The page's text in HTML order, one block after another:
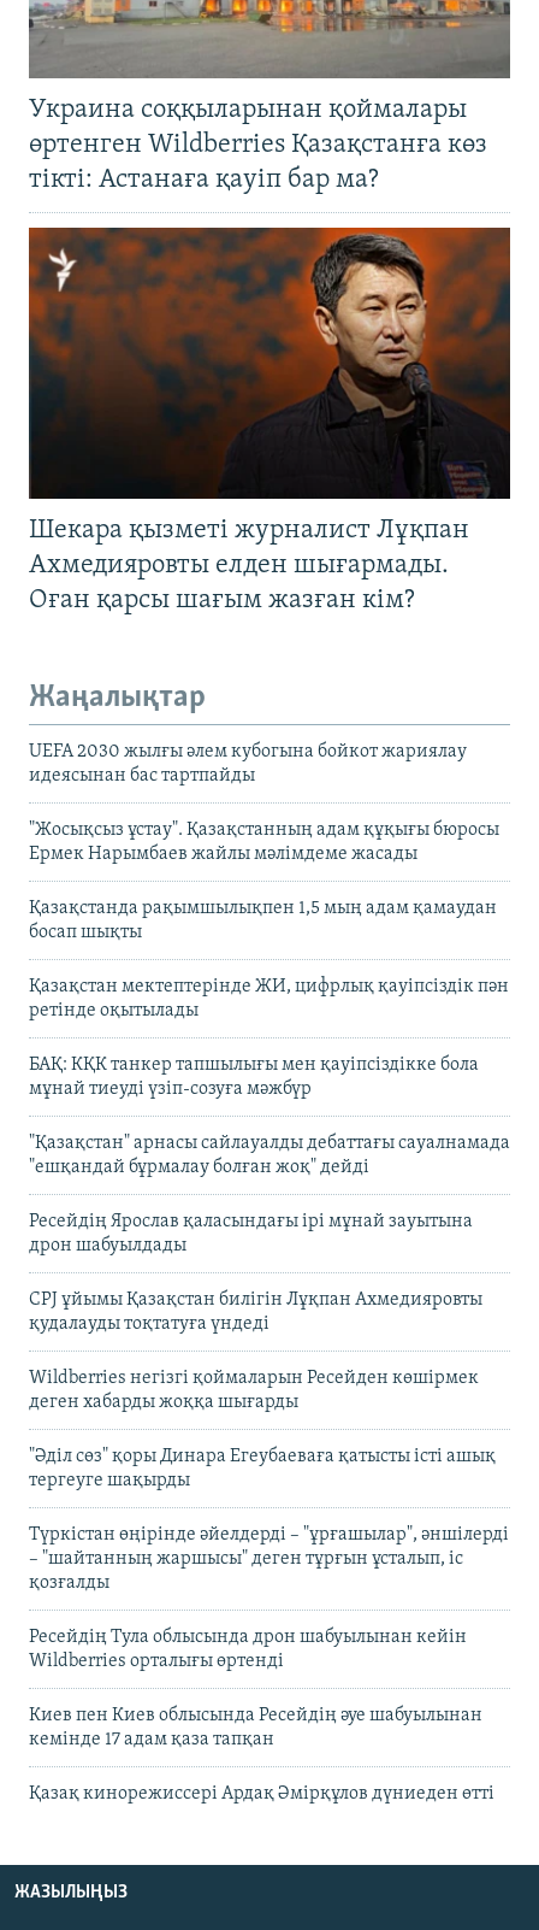
Украина соққыларынан қоймалары
өртенген Wildberries Қазақстанға көз
тікті: Астанаға қауіп бар ма?
Шекара қызметі журналист Лұқпан
Ахмедияровты елден шығармады.
Оған қарсы шағым жазған кім?
Жаңалықтар
UEFA 2030 жылғы әлем кубогына бойкот жариялау
идеясынан бас тартпайды
"Жосықсыз ұстау". Қазақстанның адам құқығы бюросы
Ермек Нарымбаев жайлы мәлімдеме жасады
Қазақстанда рақымшылықпен 1,5 мың адам қамаудан
босап шықты
Қазақстан мектептерінде ЖИ, цифрлық қауіпсіздік пән
ретінде оқытылады
БАҚ: КҚК танкер тапшылығы мен қауіпсіздікке бола
мұнай тиеуді үзіп-созуға мәжбүр
"Қазақстан" арнасы сайлауалды дебаттағы сауалнамада
"ешқандай бұрмалау болған жоқ" дейді
Ресейдің Ярослав қаласындағы ірі мұнай зауытына
дрон шабуылдады
CPJ ұйымы Қазақстан билігін Лұқпан Ахмедияровты
қудалауды тоқтатуға үндеді
Wildberries негізгі қоймаларын Ресейден көшірмек
деген хабарды жоққа шығарды
"Әділ сөз" қоры Динара Егеубаеваға қатысты істі ашық
тергеуге шақырды
Түркістан өңірінде әйелдерді – "ұрғашылар", әншілерді
– "шайтанның жаршысы" деген тұрғын ұсталып, іс
қозғалды
Ресейдің Тула облысында дрон шабуылынан кейін
Wildberries орталығы өртенді
Киев пен Киев облысында Ресейдің әуе шабуылынан
кемінде 17 адам қаза тапқан
Қазақ кинорежиссері Ардақ Әмірқұлов дүниеден өтті
ЖАЗЫЛЫҢЫЗ